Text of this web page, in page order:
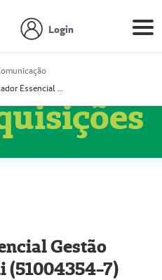
Login
Prestador Essencial Gestão em Saúde Ereli (51004354-7)
Gestão
(51004354-7)